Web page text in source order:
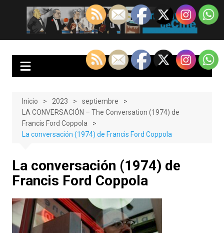
contenido
EnClave de Cine
Crítica cinematográfica y audiovisual. Punto de encuentro para los
Inicio 2023
septiembre
LA CONVERSACIÓN – The Conversation (1974) de
Francis Ford Coppola
La conversación (1974) de Francis Ford Coppola
La conversación (1974) de
Francis Ford Coppola